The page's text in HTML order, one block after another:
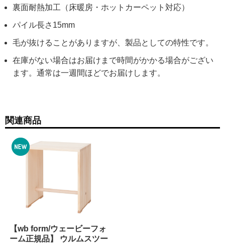
裏面耐熱加工（床暖房・ホットカーペット対応）
パイル長さ15mm
毛が抜けることがありますが、製品としての特性です。
在庫がない場合はお届けまで時間がかかる場合がござい
ます。通常は一週間ほどでお届けします。
関連商品
【wb form/ウェービーフォ
ーム正規品】 ウルムスツー